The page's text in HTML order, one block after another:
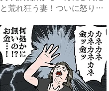
と荒れ狂う妻！ついに怒りが